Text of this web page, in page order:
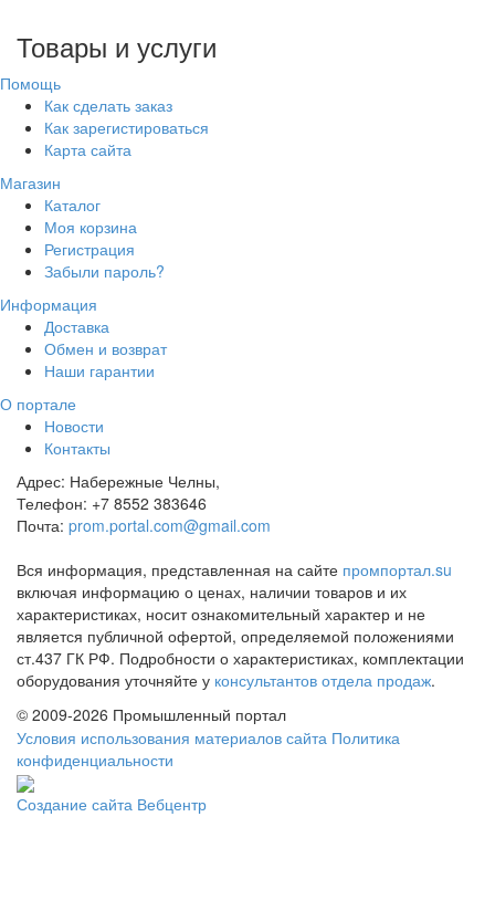
Товары и услуги
Помощь
Как сделать заказ
Как зарегистироваться
Карта сайта
Магазин
Каталог
Моя корзина
Регистрация
Забыли пароль?
Информация
Доставка
Обмен и возврат
Наши гарантии
О портале
Новости
Контакты
Адрес: Набережные Челны,
Телефон: +7 8552 383646
Почта: prom.portal.com@gmail.com
Вся информация, представленная на сайте промпортал.su
включая информацию о ценах, наличии товаров и их
характеристиках, носит ознакомительный характер и не
является публичной офертой, определяемой положениями
ст.437 ГК РФ. Подробности о характеристиках, комплектации
оборудования уточняйте у консультантов отдела продаж.
© 2009-2026 Промышленный портал
Условия использования материалов сайта Политика
конфиденциальности
Создание сайта Вебцентр